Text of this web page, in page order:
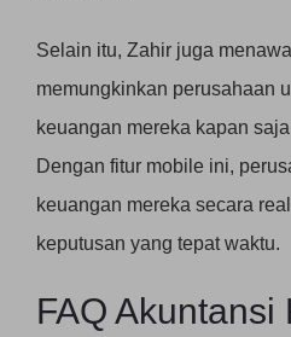
Selain itu, Zahir juga
memungkinkan perusahaan
keuangan mereka kapan
Dengan fitur mobile ini,
keuangan mereka secara
keputusan yang tepat waktu.
FAQ Akuntansi